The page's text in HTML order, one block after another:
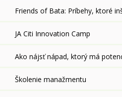
Friends of Bata: Príbehy, ktoré
JA Citi Innovation Camp
Ako nájsť nápad, ktorý má
Školenie manažmentu